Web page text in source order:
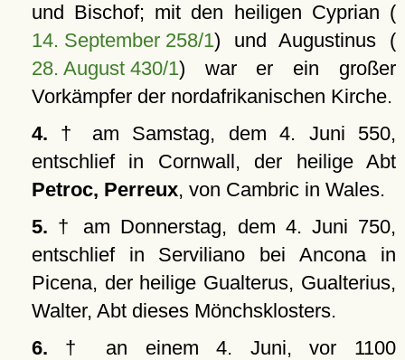
und Bischof; mit den heiligen Cyprian (
14. September 258/1) und Augustinus (
28. August 430/1) war er ein großer
Vorkämpfer der nordafrikanischen Kirche.
4. † am Samstag, dem 4. Juni 550,
entschlief in Cornwall, der heilige Abt
Petroc, Perreux, von Cambric in Wales.
5. † am Donnerstag, dem 4. Juni 750,
entschlief in Serviliano bei Ancona in
Picena, der heilige Gualterus, Gualterius,
Walter, Abt dieses Mönchsklosters.
6. † an einem 4. Juni, vor 1100